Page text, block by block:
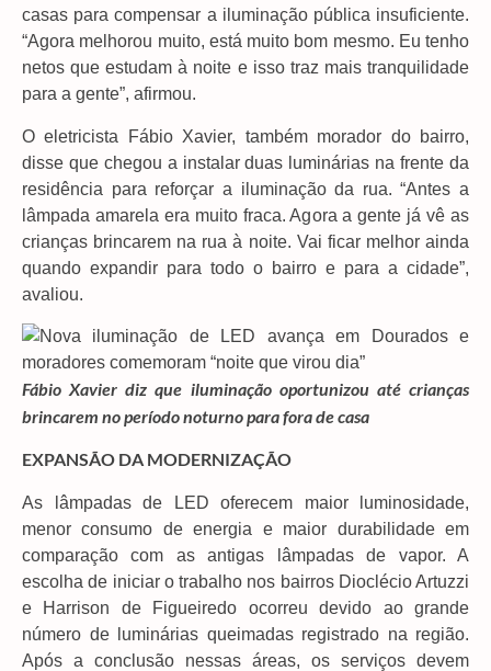
casas para compensar a iluminação pública insuficiente.
“Agora melhorou muito, está muito bom mesmo. Eu tenho
netos que estudam à noite e isso traz mais tranquilidade
para a gente”, afirmou.
O eletricista Fábio Xavier, também morador do bairro,
disse que chegou a instalar duas luminárias na frente da
residência para reforçar a iluminação da rua. “Antes a
lâmpada amarela era muito fraca. Agora a gente já vê as
crianças brincarem na rua à noite. Vai ficar melhor ainda
quando expandir para todo o bairro e para a cidade”,
avaliou.
Fábio Xavier diz que iluminação oportunizou até crianças
brincarem no período noturno para fora de casa
EXPANSÃO DA MODERNIZAÇÃO
As lâmpadas de LED oferecem maior luminosidade,
menor consumo de energia e maior durabilidade em
comparação com as antigas lâmpadas de vapor. A
escolha de iniciar o trabalho nos bairros Dioclécio Artuzzi
e Harrison de Figueiredo ocorreu devido ao grande
número de luminárias queimadas registrado na região.
Após a conclusão nessas áreas, os serviços devem